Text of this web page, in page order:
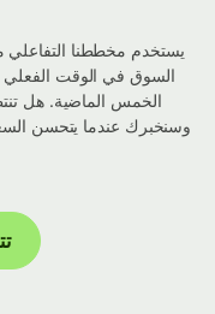
السوق في الوقت الفعلي
الخمس الماضية. هل
وسنخبرك عندما يتحسن السعر.